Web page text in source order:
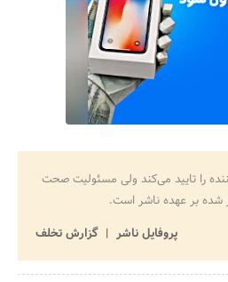
را تایید می‌کند ولی مسئولیت صحت
بر عهده ناشر است.
پروفایل ناشر
گزارش تخلف